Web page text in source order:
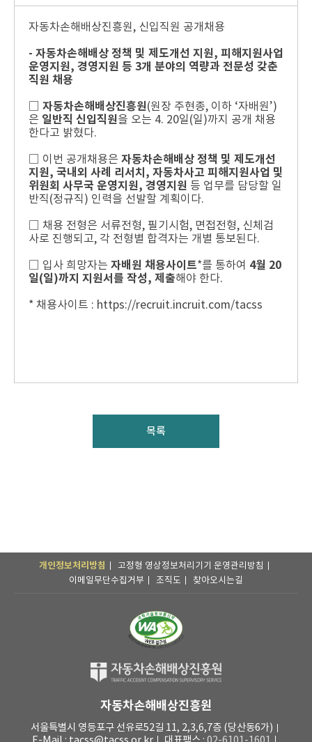
자동차손해배상진흥원, 신입직원 공개채용
- 자동차손해배상 정책 및 제도개선 지원, 피해지원사업
운영지원, 경영지원 등 3개 분야의 역량과 전문성 갖춘
직원 채용
□ 자동차손해배상진흥원(원장 주현종, 이하 ‘자배원’)
은 일반직 신입직원을 오는 4. 20일(일)까지 공개 채용
한다고 밝혔다.
□ 이번 공개채용은 자동차손해배상 정책 및 제도개선
지원, 국내외 사례 리서치, 자동차사고 피해지원사업 및
위원회 사무국 운영지원, 경영지원 등 업무를 담당할 일
반직(정규직) 인력을 선발할 계획이다.
□ 채용 전형은 서류전형, 필기시험, 면접전형, 신체검
사로 진행되고, 각 전형별 합격자는 개별 통보된다.
□ 입사 희망자는 자배원 채용사이트*를 통하여 4월 20
일(일)까지 지원서를 작성, 제출해야 한다.
* 채용사이트 : https://recruit.incruit.com/tacss
목록
개인정보처리방침
고정형 영상정보처리기기 운영관리방침
이메일무단수집거부
조직도 찾아오시는길
자동차손해배상진흥원
서울특별시 영등포구 선유로52길 11, 2,3,6,7층 (당산동6가)